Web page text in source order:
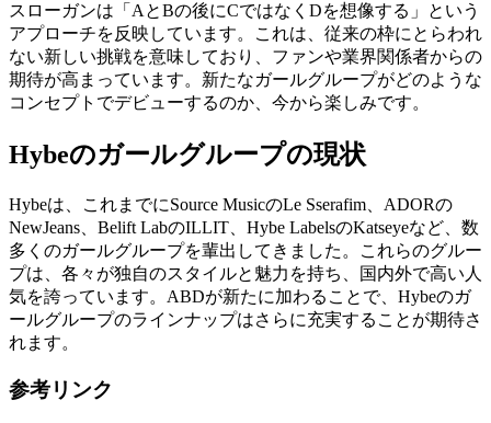
スローガンは「AとBの後にCではなくDを想像する」という
アプローチを反映しています。これは、従来の枠にとらわれ
ない新しい挑戦を意味しており、ファンや業界関係者からの
期待が高まっています。新たなガールグループがどのような
コンセプトでデビューするのか、今から楽しみです。
Hybeのガールグループの現状
Hybeは、これまでにSource MusicのLe Sserafim、ADORの
NewJeans、Belift LabのILLIT、Hybe LabelsのKatseyeなど、数
多くのガールグループを輩出してきました。これらのグルー
プは、各々が独自のスタイルと魅力を持ち、国内外で高い人
気を誇っています。ABDが新たに加わることで、Hybeのガ
ールグループのラインナップはさらに充実することが期待さ
れます。
参考リンク